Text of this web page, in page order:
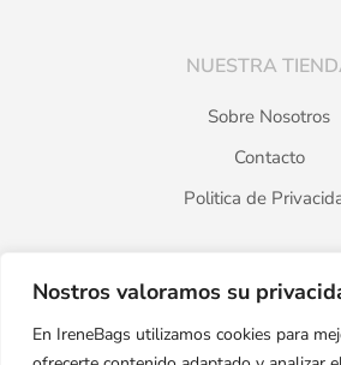
Nostros valoramos su
En IreneBags utilizamos cookies para
NUESTRA
Sobre Nosotros
Contacto
Politica de
PRODUCTOS
Catálogo